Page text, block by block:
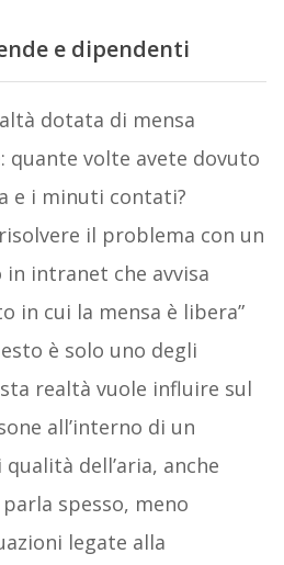
e dipendenti
dotata di mensa
quante volte avete dovuto
e i minuti contati?
il problema con un
in intranet che avvisa
in cui la mensa è libera”
è solo uno degli
realtà vuole influire sul
all’interno di un
dell’aria, anche
spesso, meno
legate alla